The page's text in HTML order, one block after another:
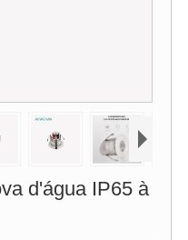
d'água IP65 à